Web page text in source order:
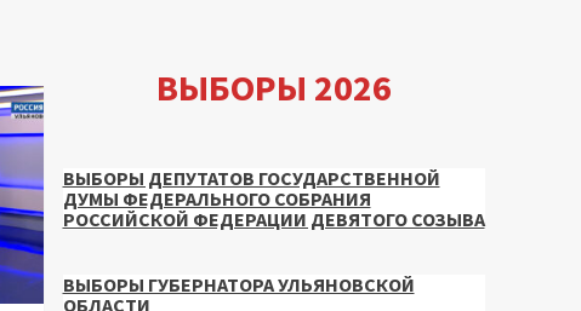
ВЫБОРЫ 2026
ВЫБОРЫ ДЕПУТАТОВ ГОСУДАРСТВЕННОЙ
ДУМЫ ФЕДЕРАЛЬНОГО СОБРАНИЯ
РОССИЙСКОЙ ФЕДЕРАЦИИ ДЕВЯТОГО СОЗЫВА
ВЫБОРЫ ГУБЕРНАТОРА УЛЬЯНОВСКОЙ
ОБЛАСТИ